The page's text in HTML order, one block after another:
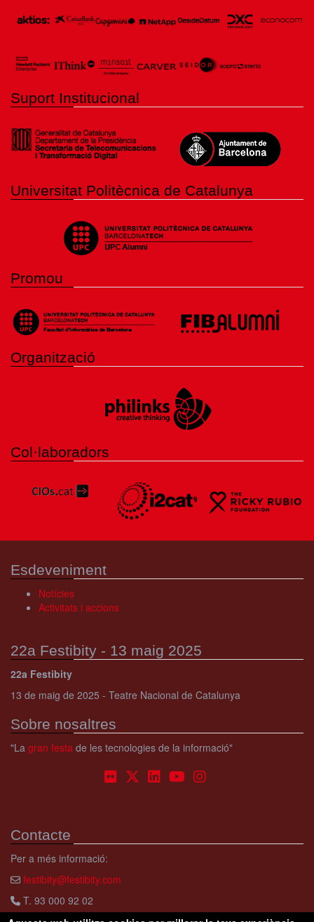
Suport Institucional
Universitat Politècnica de Catalunya
Promou
Organització
Col·laboradors
Esdeveniment
Notícies
Activitats i accions
22a Festibity - 13 maig 2025
22a Festibity
13 de maig de 2025 - Teatre Nacional de Catalunya
Sobre nosaltres
"La gran festa de les tecnologies de la informació"
Contacte
Per a més informació:
festibity@festibity.com
T. 93 000 92 02